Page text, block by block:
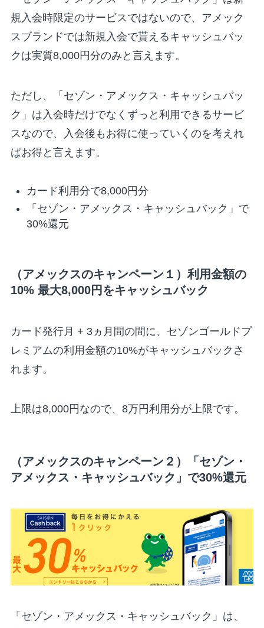
規入会時限定のサービスではないので、 アメック
スブランドでは新規入会で貰えるキャッシュバッ
クは実質8,000円分のみと言えます。
ただし、「セゾン・アメックス・キャッシュバッ
ク」は入会時だけでなくずっと利用できるサービ
スなので、入会後もお得に使っていくのを考えれ
ばお得と言えます。
カード利用分で8,000円分
「セゾン・アメックス・キャッシュバック」で
30%還元
（アメックスのキャンペーン１）利用金額の
10% 最大8,000円をキャッシュバック
カード発行月 + 3ヵ月間の間に、セゾンゴールドプ
レミアムの利用金額の10%がキャッシュバックさ
れます。
上限は8,000円なので、8万円利用分が上限です。
（アメックスのキャンペーン２）
「セゾン・
アメックス・キャッシュバック」で30%還元
「セゾン・アメックス・キャッシュバック」は、